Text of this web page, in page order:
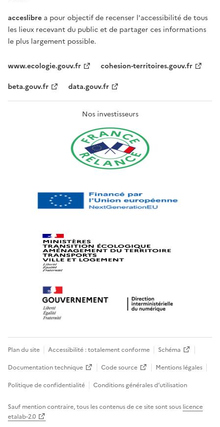
acceslibre a pour objectif de recenser l'accessibilité de tous
les lieux recevant du public et de partager ces informations
le plus largement possible.
www.ecologie.gouv.fr
cohesion-territoires.gouv.fr
beta.gouv.fr
data.gouv.fr
Nos investisseurs
Plan du site Accessibilité : totalement conforme
Schéma
Documentation technique
Code source
Mentions légales
Politique de confidentialité
Conditions générales d’utilisation
Sauf mention contraire, tous les contenus de ce site sont sous licence
etalab-2.0